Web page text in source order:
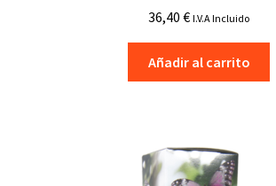
36,40 € I.V.A Incluido
Añadir al carrito